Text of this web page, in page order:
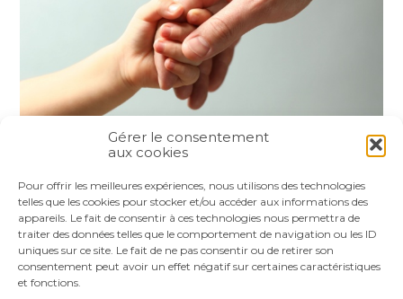
Gérer le consentement
aux cookies
Pour offrir les meilleures expériences, nous utilisons des technologies
telles que les cookies pour stocker et/ou accéder aux informations des
appareils. Le fait de consentir à ces technologies nous permettra de
traiter des données telles que le comportement de navigation ou les ID
uniques sur ce site. Le fait de ne pas consentir ou de retirer son
consentement peut avoir un effet négatif sur certaines caractéristiques
et fonctions.
FaceBook
TwitterLinkedIn